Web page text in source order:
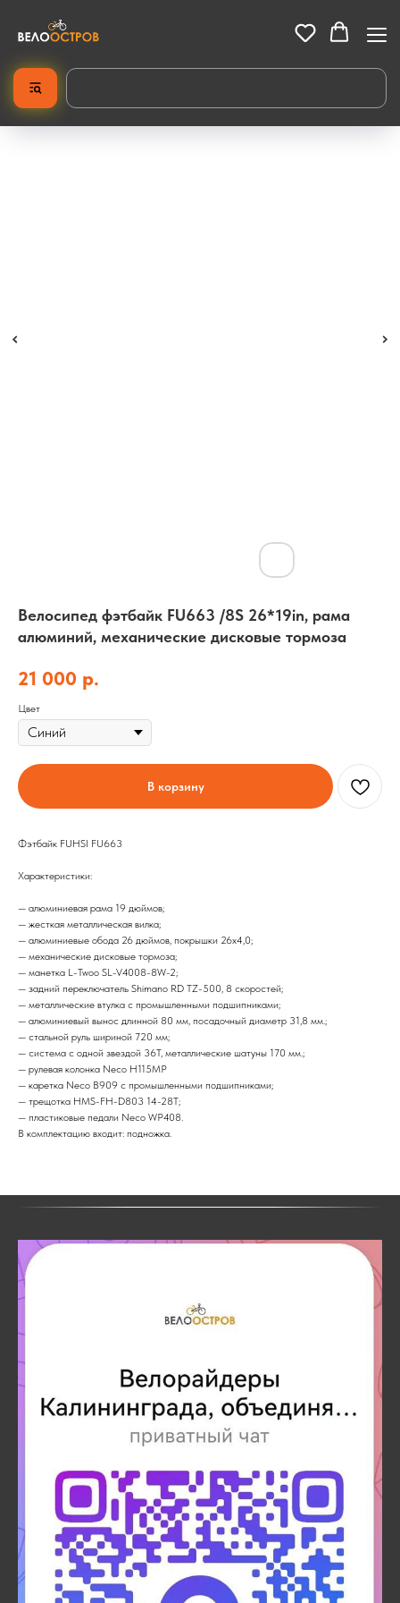
Велосипед фэтбайк FU663 /8S 26*19in, рама
алюминий, механические дисковые тормоза
21 000 р.
Цвет
В корзину
Фэтбайк FUHSI FU663
Характеристики:
— алюминиевая рама 19 дюймов;
— жесткая металлическая вилка;
— алюминиевые обода 26 дюймов, покрышки 26х4,0;
— механические дисковые тормоза;
— манетка L-Twoo SL-V4008-8W-2;
— задний переключатель Shimano RD TZ-500, 8 скоростей;
— металлические втулка с промышленными подшипниками;
— алюминиевый вынос длинной 80 мм, посадочный диаметр 31,8 мм.;
— стальной руль шириной 720 мм;
— система с одной звездой 36T, металлические шатуны 170 мм.;
— рулевая колонка Neco H115MP
— каретка Neco B909 с промышленными подшипниками;
— трещотка HMS-FH-D803 14-28T;
— пластиковые педали Neco WP408.
В комплектацию входит: подножка.